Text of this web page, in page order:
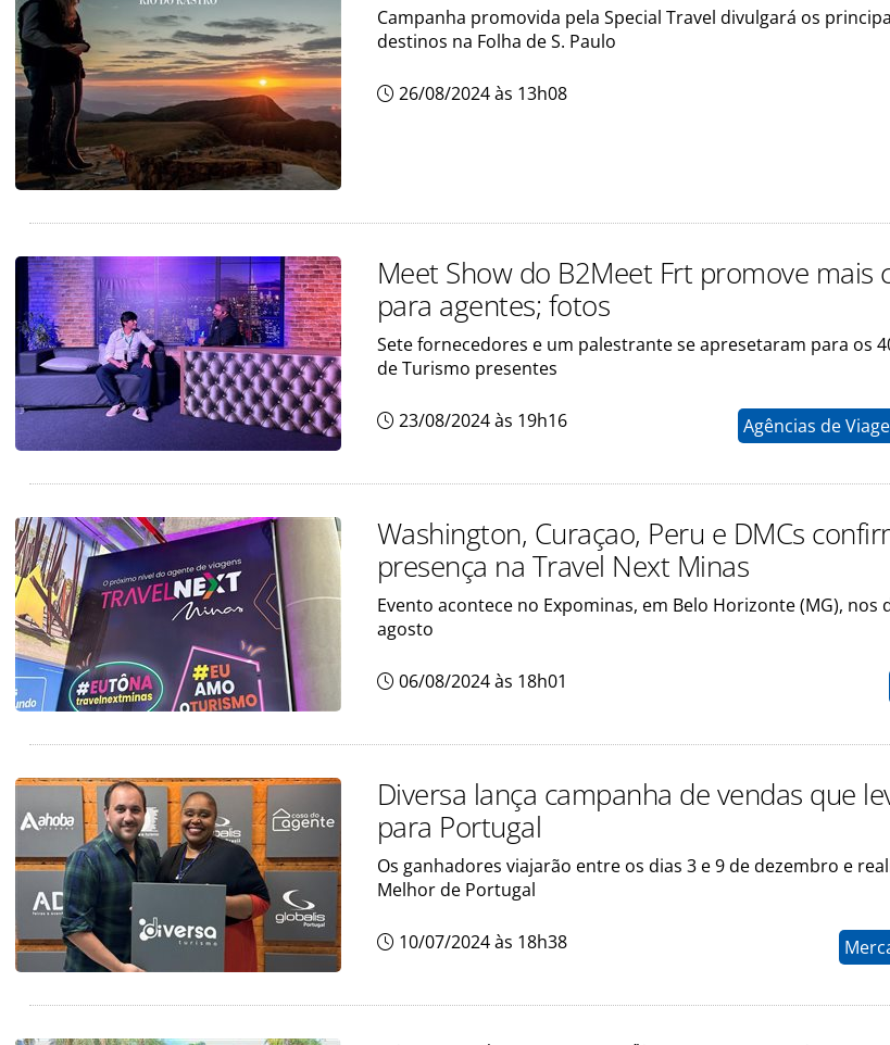
Campanha promovida pela Special Travel divulgará os
destinos na Folha de S. Paulo
26/08/2024 às 13h08
Meet Show do B2Meet Frt promove mais
para agentes; fotos
Sete fornecedores e um palestrante se apresetaram para os
de Turismo presentes
23/08/2024 às 19h16 Agências de
Washington, Curaçao, Peru e DMCs
presença na Travel Next Minas
Evento acontece no Expominas, em Belo Horizonte (MG), nos
agosto
06/08/2024 às 18h01
Diversa lança campanha de vendas que
para Portugal
Os ganhadores viajarão entre os dias 3 e 9 de dezembro e
Melhor de Portugal
10/07/2024 às 18h38